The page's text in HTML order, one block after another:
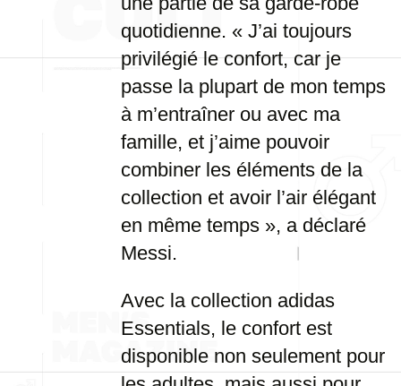
quotidienne. « J’ai toujours
privilégié le confort, car je
passe la plupart de mon temps
à m’entraîner ou avec ma
famille, et j’aime pouvoir
combiner les éléments de la
collection et avoir l’air élégant
en même temps », a déclaré
Messi.
Avec la collection adidas
Essentials, le confort est
disponible non seulement pour